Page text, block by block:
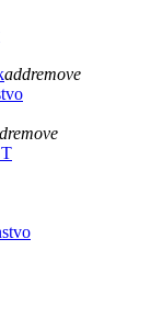
addremove
remove